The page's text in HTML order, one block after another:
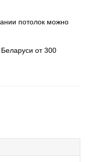
потолок можно
от 300